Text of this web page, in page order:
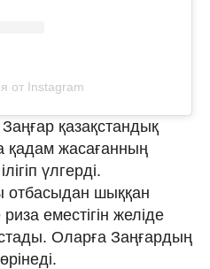
от Instagram
Заңғар қазақстандық
қадам жасағанның
үлгерді.
шыққан
риза еместігін желіде
Оларға Заңғардың